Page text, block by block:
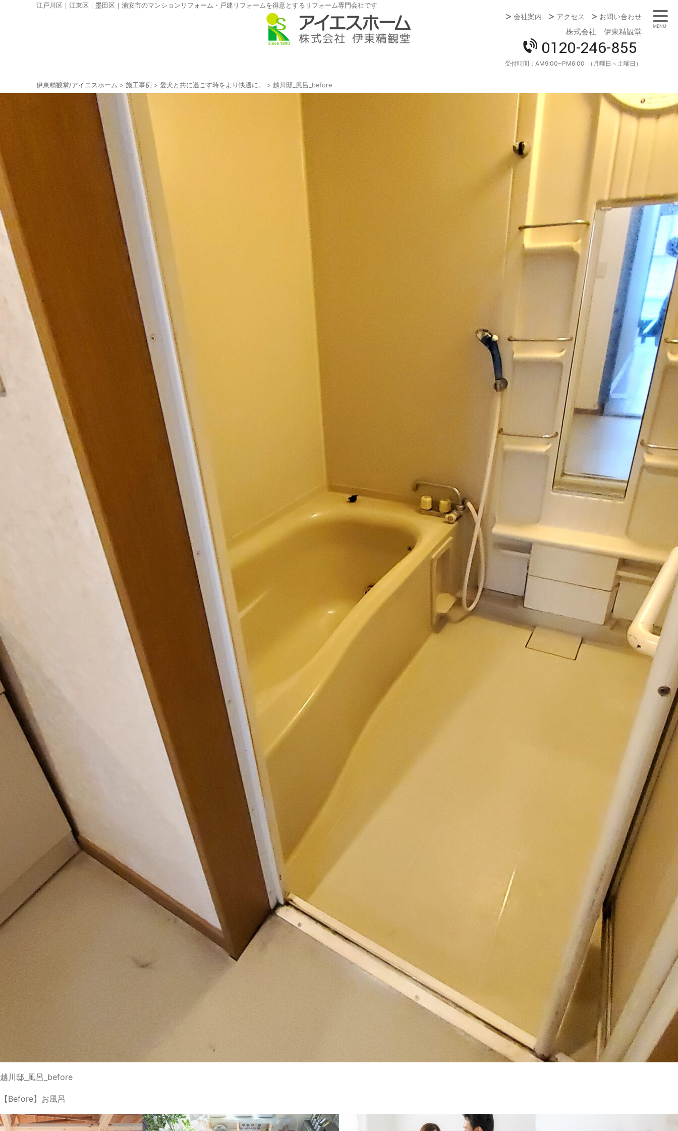
江戸川区｜江東区｜墨田区｜浦安市のマンションリフォーム・戸建リフォームを得意とするリフォーム専門会社です
会社案内
アクセス お問い合わせ
株式会社 伊東精観堂
0120-246-855
受付時間： AM9:00~PM6:00 （月曜日～土曜日）
伊東精観堂/アイエスホーム > 施工事例 > 愛犬と共に過ごす時をより快適に。 > 越川邸_風呂_before
越川邸_風呂_before
【Before】お風呂
MENU